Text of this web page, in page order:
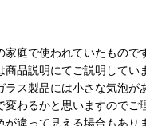
庭で使われていたもの
品説明にてご説明して
ス製品には小さな気泡が
わるかと思いますのでご
違って見える場合もあ